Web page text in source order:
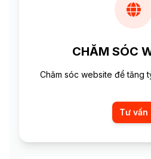
CHĂM SÓC
Chăm sóc website để
Tư vấn